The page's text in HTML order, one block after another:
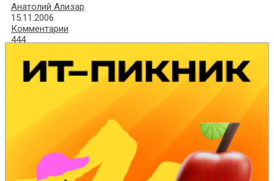
Анатолий Ализар
15.11.2006
Комментарии
444